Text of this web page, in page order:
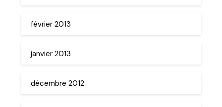
février 2013
janvier 2013
décembre 2012